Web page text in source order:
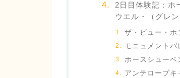
2日目体験記：ホ
ウエル・（グレン
ザ・ビュー・ホ
モニュメントバ
ホースシューベ
アンテロープキ